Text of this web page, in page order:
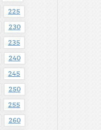
225
230
235
240
245
250
255
260